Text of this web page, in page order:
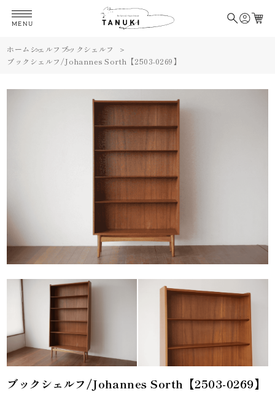
MENU
ホーム シェルフ ブックシェルフ
ブックシェルフ/Johannes Sorth【2503-0269】
ブックシェルフ/Johannes Sorth【2503-0269】